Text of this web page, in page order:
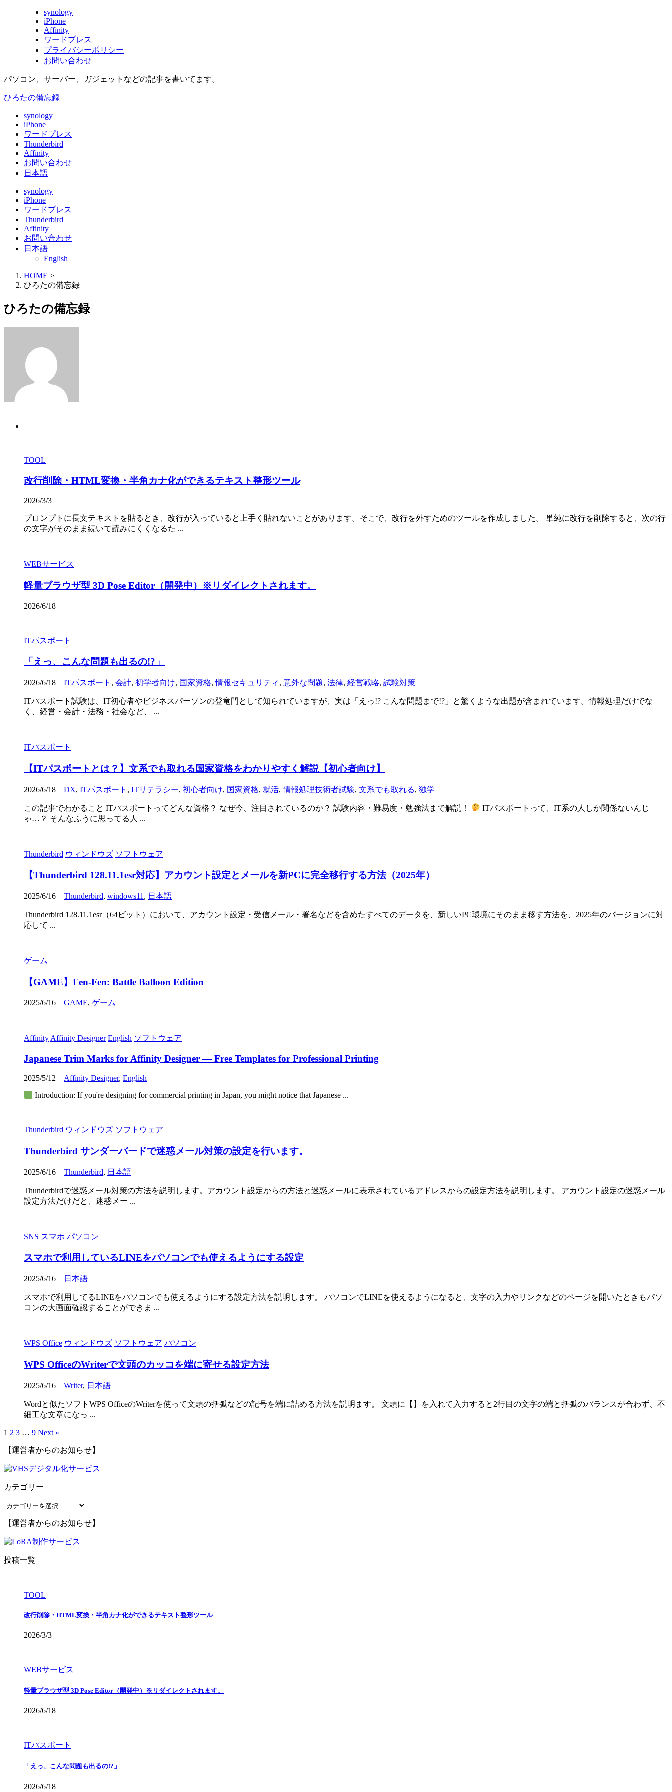
synology
iPhone
Affinity
ワードプレス
プライバシーポリシー
お問い合わせ
パソコン、サーバー、ガジェットなどの記事を書いてます。
ひろたの備忘録
synology
iPhone
ワードプレス
Thunderbird
Affinity
お問い合わせ
日本語
synology
iPhone
ワードプレス
Thunderbird
Affinity
お問い合わせ
日本語
English
HOME >
ひろたの備忘録
ひろたの備忘録
TOOL
改行削除・HTML変換・半角カナ化ができるテキスト整形ツール
2026/3/3
プロンプトに長文テキストを貼るとき、改行が入っていると上手く貼れないことがあります。そこで、改行を外すためのツールを作成しました。 単純に改行を削除すると、次の行
の文字がそのまま続いて読みにくくなるた ...
WEBサービス
軽量ブラウザ型 3D Pose Editor（開発中）※リダイレクトされます。
2026/6/18
ITパスポート
「えっ、こんな問題も出るの!?」
2026/6/18 ITパスポート , 会計, 初学者向け, 国家資格,情報セキュリティ , 意外な問題, 法律, 経営戦略, 試験対策
ITパスポート試験は、IT初心者やビジネスパーソンの登竜門として知られていますが、実は「えっ!? こんな問題まで!?」と驚くような出題が含まれています。情報処理だけでな
く、経営・会計・法務・社会など、 ...
ITパスポート
【ITパスポートとは？】文系でも取れる国家資格をわかりやすく解説【初心者向け】
2026/6/18 DX, ITパスポート , ITリテラシー, 初心者向け, 国家資格, 就活,情報処理技術者試験, 文系でも取れる, 独学
この記事でわかること ITパスポートってどんな資格？ なぜ今、注目されているのか？ 試験内容・難易度・勉強法まで解説！
ITパスポートって、IT系の人しか関係ないんじ
ゃ…？ そんなふうに思ってる人 ...
Thunderbird ウィンドウズ ソフトウェア
【Thunderbird 128.11.1esr対応】アカウント設定とメールを新PCに完全移行する方法（2025年）
2025/6/16 Thunderbird, windows11 , 日本語
Thunderbird 128.11.1esr（64ビット）において、アカウント設定・受信メール・署名などを含めたすべてのデータを、新しいPC環境にそのまま移す方法を、2025年のバージョンに対
応して ...
ゲーム
【GAME】Fen-Fen: Battle Balloon Edition
2025/6/16 GAME, ゲーム
AffinityAffinity Designer English ソフトウェア
Japanese Trim Marks for Affinity Designer — Free Templates for Professional Printing
2025/5/12 Affinity Designer, English
Introduction: If you're designing for commercial printing in Japan, you might notice that Japanese ...
Thunderbird ウィンドウズ ソフトウェア
Thunderbird サンダーバードで迷惑メール対策の設定を行います。
2025/6/16 Thunderbird, 日本語
Thunderbirdで迷惑メール対策の方法を説明します。アカウント設定からの方法と迷惑メールに表示されているアドレスからの設定方法を説明します。 アカウント設定の迷惑メール
設定方法だけだと、迷惑メー ...
SNS スマホ パソコン
スマホで利用しているLINEをパソコンでも使えるようにする設定
2025/6/16 日本語
スマホで利用してるLINEをパソコンでも使えるようにする設定方法を説明します。 パソコンでLINEを使えるようになると、文字の入力やリンクなどのページを開いたときもパソ
コンの大画面確認することができま ...
WPS Office ウィンドウズ ソフトウェア パソコン
WPS OfficeのWriterで文頭のカッコを端に寄せる設定方法
2025/6/16 Writer, 日本語
Wordと似たソフトWPS OfficeのWriterを使って文頭の括弧などの記号を端に詰める方法を説明ます。 文頭に【】を入れて入力すると2行目の文字の端と括弧のバランスが合わず、不
細工な文章になっ ...
1 2 3 … 9 Next »
【運営者からのお知らせ】
カテゴリー
カ
ゴ
リ
ー
【運営者からのお知らせ】
投稿一覧
TOOL
改行削除・HTML変換・半角カナ化ができるテキスト整形ツール
2026/3/3
WEBサービス
軽量ブラウザ型 3D Pose Editor（開発中）※リダイレクトされます。
2026/6/18
ITパスポート
「えっ、こんな問題も出るの!?」
2026/6/18